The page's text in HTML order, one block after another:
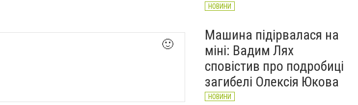
🙂
НОВИНИ
Машина підірвалася на
міні: Вадим Лях
сповістив про подробиці
загибелі Олексія Юкова
НОВИНИ